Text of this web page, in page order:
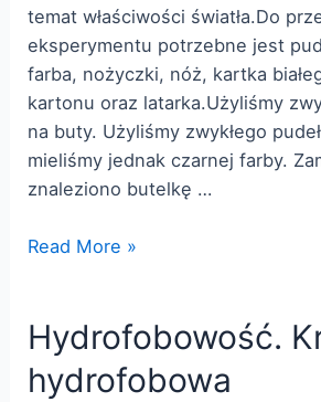
temat właściwości światła.Do
eksperymentu potrzebne jest
farba, nożyczki, nóż, kartka
kartonu oraz latarka.Użyliśmy
na buty. Użyliśmy zwykłego
mieliśmy jednak czarnej farby.
znaleziono butelkę …
Właściwości
z
czarną
skrzynką
Read More »
Hydrofobowość.
hydrofobowa